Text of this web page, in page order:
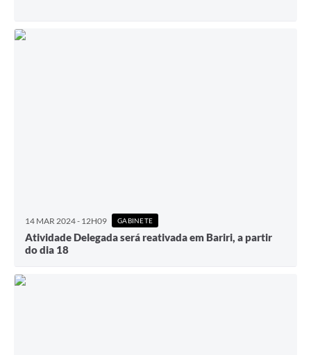
14 MAR 2024 - 12H09 GABINETE
Atividade Delegada será reativada em Bariri, a partir
do dia 18